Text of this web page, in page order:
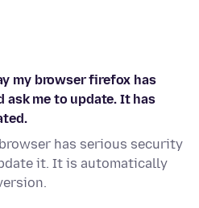
my browser firefox has
me to update. It has
has serious security
it. It is automatically